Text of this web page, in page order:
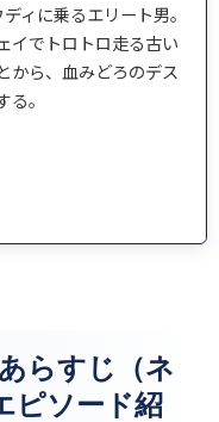
ディに乗るエリート男。
イでトロトロ走る古い
から、血みどろのデス
。
らすじ（ネ
ピソード紹